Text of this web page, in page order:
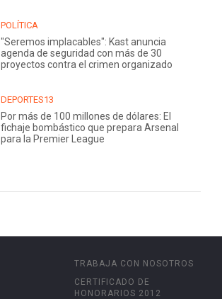
POLÍTICA
"Seremos implacables": Kast anuncia
agenda de seguridad con más de 30
proyectos contra el crimen organizado
DEPORTES13
Por más de 100 millones de dólares: El
fichaje bombástico que prepara Arsenal
para la Premier League
TRABAJA CON NOSOTROS
CERTIFICADO DE
HONORARIOS 2012